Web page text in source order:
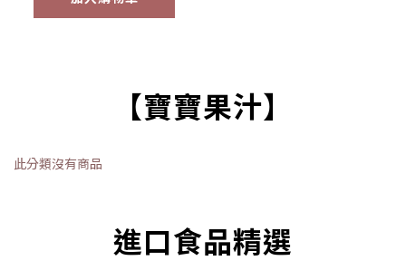
【寶寶果汁】
此分類沒有商品
進口食品精選